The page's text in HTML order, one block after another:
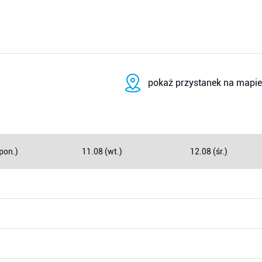
pokaż przystanek na mapie
11.08 (wt.) 12.08 (śr.)